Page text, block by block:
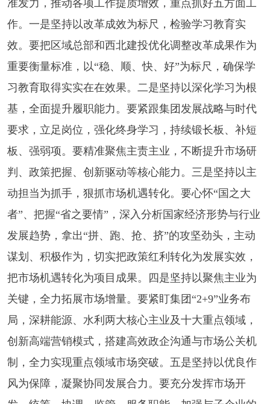
准发力，推动各项工作提质增效，重点抓好五方面工
作。一是坚持以改革成效为标尺，检验学习教育实
效。要把区域总部和西北建投优化调整改革成果作为
重要衡量标准，以“稳、顺、快、好”为标尺，确保学
习教育取得实实在在效果。二是坚持以深化学习为根
基，全面提升履职能力。要紧跟集团发展战略与时代
要求，立足岗位，强化终身学习，持续锻长板、补短
板、强弱项。要精准聚焦主责主业，不断提升市场研
判、政策把握、创新驱动等核心能力。三是坚持以主
动担当为抓手，狠抓市场机遇转化。要心怀“国之大
者”、把握“省之要情”，深入分析国家经济形势与行业
发展趋势，拿出“拼、跑、抢、挤”的攻坚劲头，主动
谋划、积极作为，切实把政策红利转化为发展实效，
把市场机遇转化为项目成果。四是坚持以聚焦主业为
关键，全力拓展市场增量。要紧盯集团“2+9”业务布
局，深耕能源、水利两大核心主业及十大重点领域，
创新高端营销模式，搭建高效政企沟通与市场公关机
制，全力实现重点领域市场突破。五是坚持以优良作
风为保障，凝聚协同发展合力。要充分发挥市场开